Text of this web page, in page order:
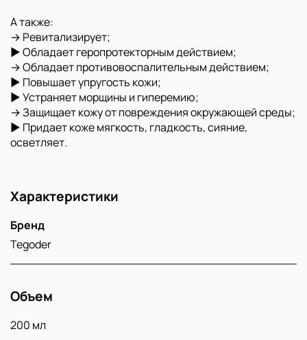
А также:
→ Ревитализирует;
► Обладает геропротекторным действием;
→ Обладает противовоспалительным действием;
► Повышает упругость кожи;
► Устраняет морщины и гиперемию;
→ Защищает кожу от повреждения окружающей среды;
► Придает коже мягкость, гладкость, сияние,
осветляет.
Характеристики
Бренд
Tegoder
Объем
200 мл